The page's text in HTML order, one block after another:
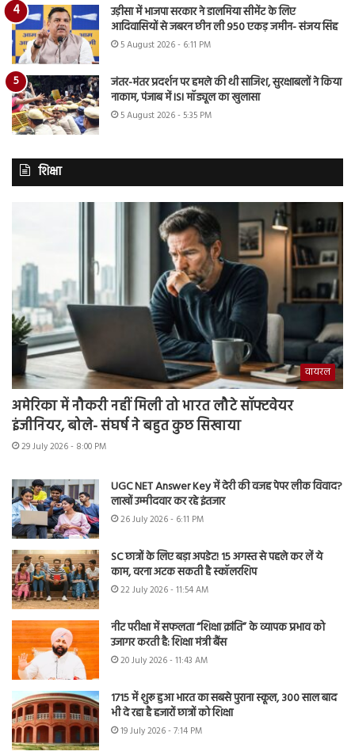
उड़ीसा में भाजपा सरकार ने डालमिया सीमेंट के लिए
आदिवासियों से जबरन छीन ली 950 एकड़ जमीन- संजय सिंह
5 August 2026 - 6:11 PM
जंतर-मंतर प्रदर्शन पर हमले की थी साजिश, सुरक्षाबलों ने किया
नाकाम, पंजाब में ISI मॉड्यूल का खुलासा
5 August 2026 - 5:35 PM
शिक्षा
वायरल
अमेरिका में नौकरी नहीं मिली तो भारत लौटे सॉफ्टवेयर
इंजीनियर, बोले- संघर्ष ने बहुत कुछ सिखाया
29 July 2026 - 8:00 PM
UGC NET Answer Key में देरी की वजह पेपर लीक विवाद?
लाखों उम्मीदवार कर रहे इंतजार
26 July 2026 - 6:11 PM
SC छात्रों के लिए बड़ा अपडेट! 15 अगस्त से पहले कर लें ये
काम, वरना अटक सकती है स्कॉलरशिप
22 July 2026 - 11:54 AM
नीट परीक्षा में सफलता “शिक्षा क्रांति” के व्यापक प्रभाव को
उजागर करती है: शिक्षा मंत्री बैंस
20 July 2026 - 11:43 AM
1715 में शुरू हुआ भारत का सबसे पुराना स्कूल, 300 साल बाद
भी दे रहा है हजारों छात्रों को शिक्षा
19 July 2026 - 7:14 PM